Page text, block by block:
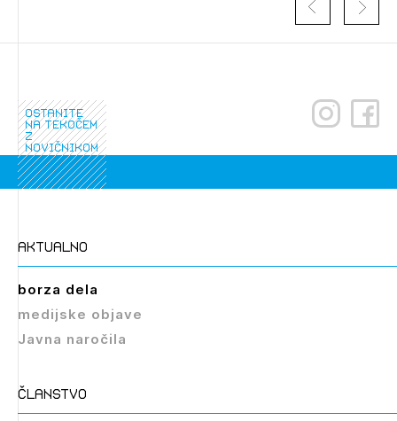
ostanite
na tekočem
z
novičnikom
aktualno
borza dela
medijske objave
Javna naročila
članstvo